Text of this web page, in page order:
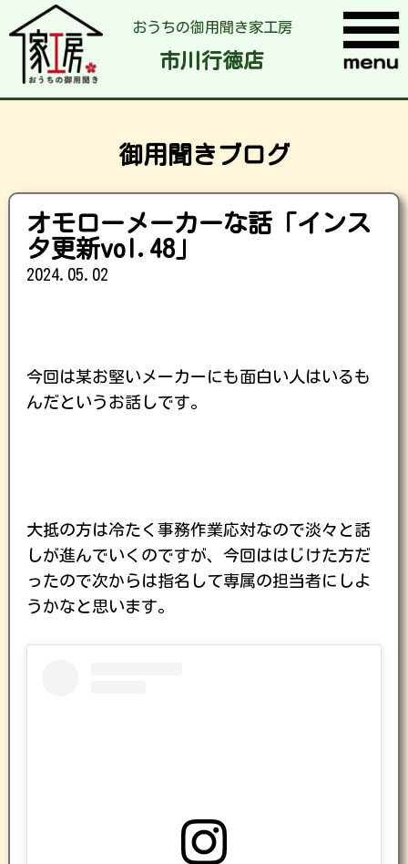
おうちの御用聞き家工房
市川行徳店
御用聞きブログ
オモローメーカーな話「インス
タ更新vol.48」
2024.05.02
今回は某お堅いメーカーにも面白い人はいるも
んだというお話しです。
大抵の方は冷たく事務作業応対なので淡々と話
しが進んでいくのですが、今回ははじけた方だ
ったので次からは指名して専属の担当者にしよ
うかなと思います。